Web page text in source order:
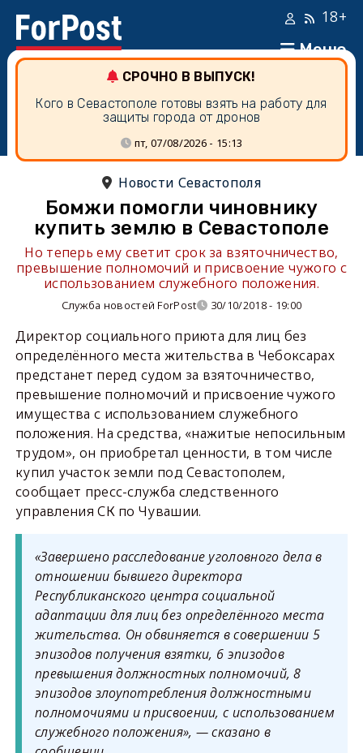
Меню
18+
СРОЧНО В ВЫПУСК!
Кого в Севастополе готовы взять на работу для
защиты города от дронов
пт, 07/08/2026 - 15:13
Новости Севастополя
Бомжи помогли чиновнику
купить землю в Севастополе
Но теперь ему светит срок за взяточничество,
превышение полномочий и присвоение чужого с
использованием служебного положения.
Служба новостей ForPost 30/10/2018 - 19:00
Директор социального приюта для лиц без
определённого места жительства в Чебоксарах
предстанет перед судом за взяточничество,
превышение полномочий и присвоение чужого
имущества с использованием служебного
положения. На средства, «нажитые непосильным
трудом», он приобретал ценности, в том числе
купил участок земли под Севастополем,
сообщает пресс-служба следственного
управления СК по Чувашии.
«Завершено расследование уголовного дела в
отношении бывшего директора
Республиканского центра социальной
адаптации для лиц без определённого места
жительства. Он обвиняется в совершении 5
эпизодов получения взятки, 6 эпизодов
превышения должностных полномочий, 8
эпизодов злоупотребления должностными
полномочиями и присвоении, с использованием
служебного положения», — сказано в